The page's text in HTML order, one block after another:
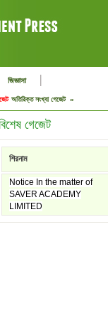
জিজ্ঞাসা |
অতিরিক্ত সংখ্যা গেজেট »
গেজেট
শিরনাম
Notice In the matter of
SAVER ACADEMY
LIMITED